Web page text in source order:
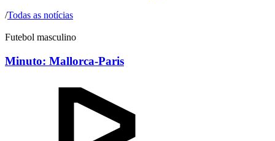
/Todas as notícias
Futebol masculino
Minuto: Mallorca-Paris